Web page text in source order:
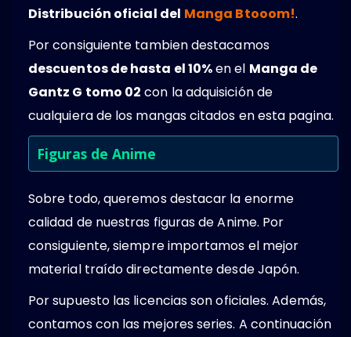
Distribución oficial del Manga Btooom!.
Por consiguiente tambien destacamos
descuentos de hasta el 10%en el Manga de
Gantz G tomo 02 con la adquisición de
cualquiera de los mangas citados en esta pagina.
Figuras de Anime
Sobre todo, queremos destacar la enorme
calidad de nuestras figuras de Anime. Por
consiguiente, siempre importamos el mejor
material traído directamente desde Japón.
Por supuesto las licencias son oficiales. Además,
contamos con las mejores series. A continuación